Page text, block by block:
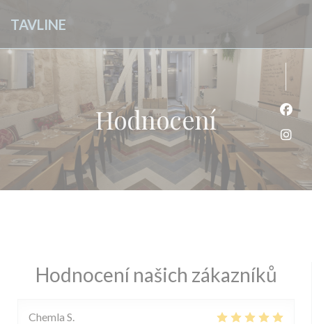
TAVLINE
Hodnocení
Hodnocení našich zákazníků
Chemla S